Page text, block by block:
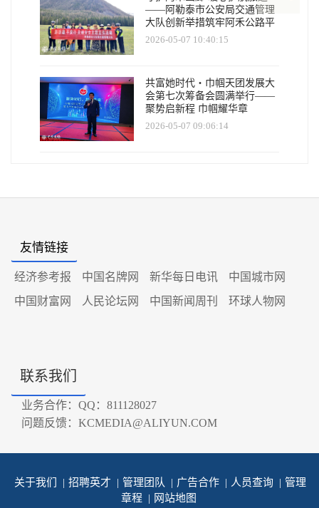
——阿勒泰市公安局交通管理
大队创新举措筑牢阿禾公路平
安防线
2026-05-07 10:40:15
共富她时代・巾帼天团发展大
会第七次筹备会圆满举行——
聚势启新程 巾帼耀华章
2026-05-07 09:06:14
友情链接
经济参考报 中国名牌网 新华每日电讯
中国城市网
中国财富网
人民论坛网 中国新闻周刊 环球人物网
联系我们
业务合作：QQ：811128027
问题反馈：KCMEDIA@ALIYUN.COM
关于我们 | 招聘英才 | 管理团队 | 广告合作 | 人员查询 | 管理
章程 | 网站地图